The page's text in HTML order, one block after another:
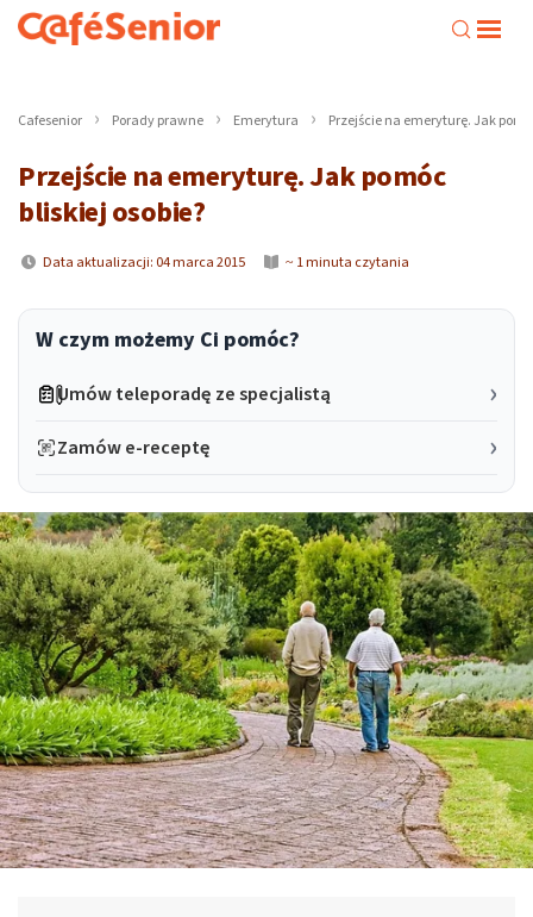
Cafesenior Porady prawne Emerytura Przejście na emeryturę. Jak
Przejście na emeryturę. Jak pomóc
bliskiej osobie?
Data aktualizacji: 04 marca 2015 ~ 1 minuta czytania
W czym możemy Ci pomóc?
Umów teleporadę ze specjalistą
Zamów e-receptę